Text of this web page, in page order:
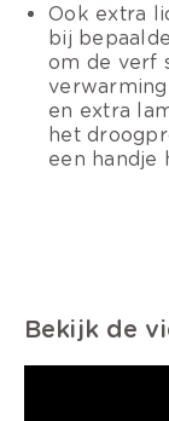
Ook extra
bij
om de verf
en extra
het
een handje
Bekijk de